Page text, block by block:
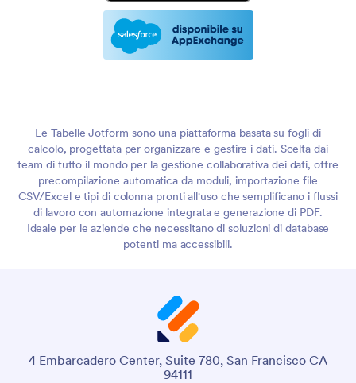
Le Tabelle Jotform sono una piattaforma basata su fogli di
calcolo, progettata per organizzare e gestire i dati. Scelta dai
team di tutto il mondo per la gestione collaborativa dei dati, offre
precompilazione automatica da moduli, importazione file
CSV/Excel e tipi di colonna pronti all'uso che semplificano i flussi
di lavoro con automazione integrata e generazione di PDF.
Ideale per le aziende che necessitano di soluzioni di database
potenti ma accessibili.
4 Embarcadero Center, Suite 780, San Francisco CA
94111